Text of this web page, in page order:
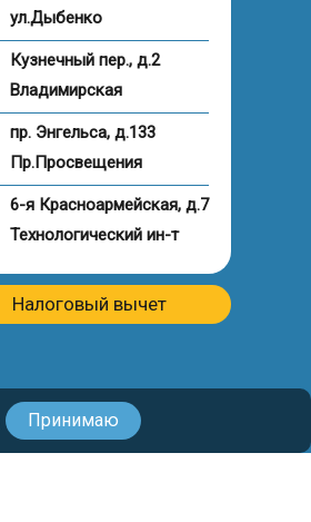
Принимаю
ул.Дыбенко
Кузнечный пер., д.2
Владимирская
пр. Энгельса, д.133
Пр.Просвещения
6-я Красноармейская, д.7
Технологический ин-т
Налоговый вычет